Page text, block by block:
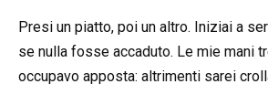
Presi un piatto, poi un altro. Iniziai a
se nulla fosse accaduto. Le mie mani
occupavo apposta: altrimenti sarei